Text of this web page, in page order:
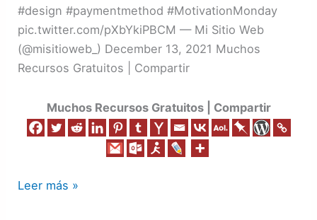
#design #paymentmethod #MotivationMonday
pic.twitter.com/pXbYkiPBCM — Mi Sitio Web
(@misitioweb_) December 13, 2021 Muchos
Recursos Gratuitos | Compartir
Muchos Recursos Gratuitos | Compartir
Leer más »